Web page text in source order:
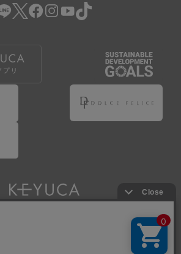
約または個別規定に違反した場合。
された場合においても、当該会員は、
より既に発生した支払義務等の取引上
上の義務の履行責任を免れないものと
カが提供するアプリ等でサービスを利
な会員登録（以下「仮登録」といいま
で、第9条のポイント付与を受けるこ
ントの利用は行えず、第3条1項の通り
でポイント利用が行えるようになりま
Co., Ltd. All Rights Reserved.